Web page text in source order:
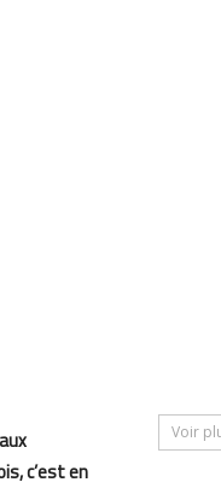
c’est en
Voir